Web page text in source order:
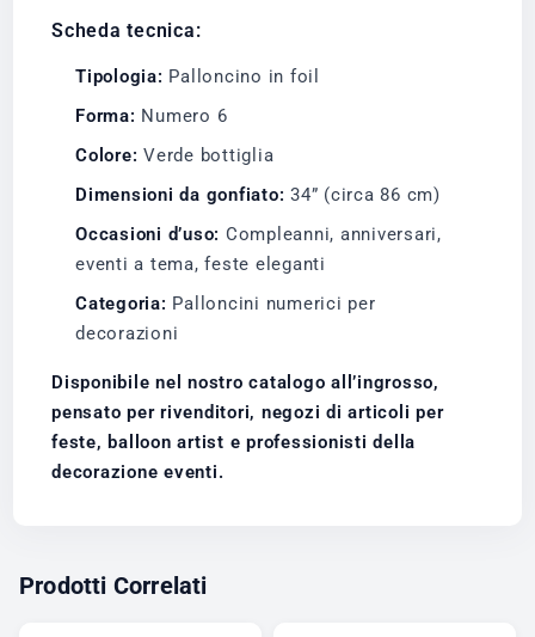
Scheda tecnica:
Tipologia: Palloncino in foil
Forma: Numero 6
Colore: Verde bottiglia
Dimensioni da gonfiato: 34” (circa 86 cm)
Occasioni d’uso: Compleanni, anniversari,
eventi a tema, feste eleganti
Categoria: Palloncini numerici per
decorazioni
Disponibile nel nostro catalogo all’ingrosso,
pensato per rivenditori, negozi di articoli per
feste, balloon artist e professionisti della
decorazione eventi.
Prodotti Correlati